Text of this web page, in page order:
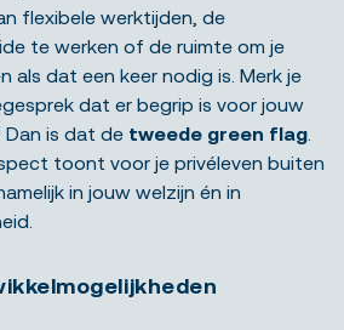
flexibele werktijden, de
te werken of de ruimte om je
als dat een keer nodig is. Merk je
dat er begrip is voor jouw
is dat de tweede green flag
toont voor je privéleven buiten
in jouw welzijn én in